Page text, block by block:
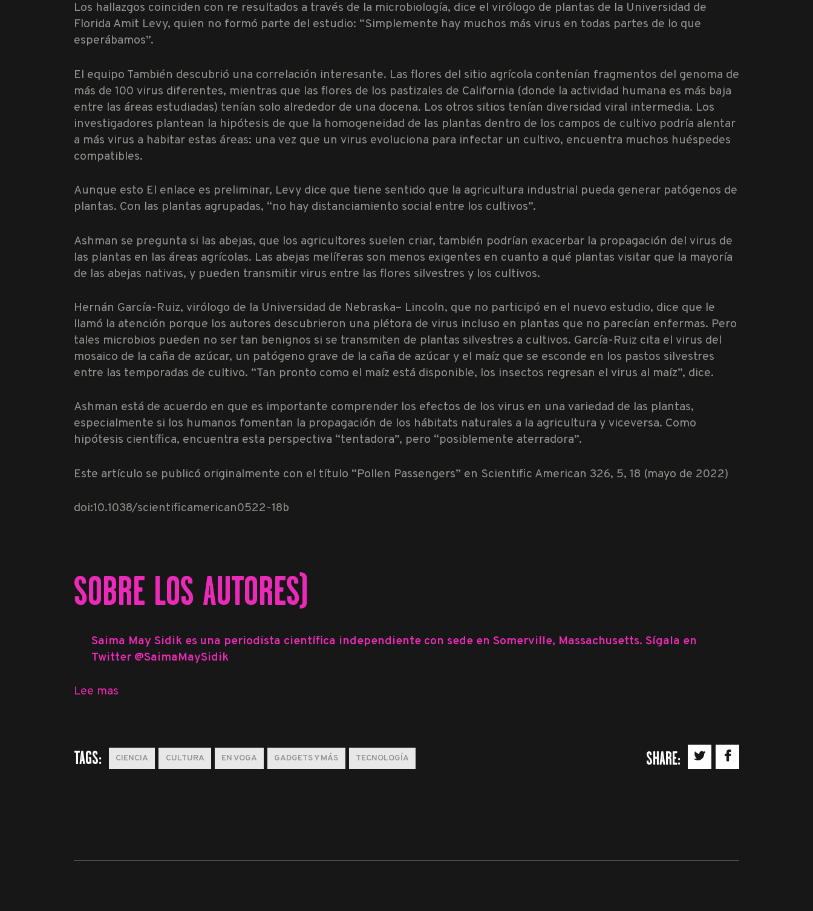
Los hallazgos coinciden con re resultados a través de la microbiología, dice el virólogo de plantas de la Universidad de
Florida Amit Levy, quien no formó parte del estudio: “Simplemente hay muchos más virus en todas partes de lo que
esperábamos”.
El equipo También descubrió una correlación interesante. Las flores del sitio agrícola contenían fragmentos del genoma de
más de 100 virus diferentes, mientras que las flores de los pastizales de California (donde la actividad humana es más baja
entre las áreas estudiadas) tenían solo alrededor de una docena. Los otros sitios tenían diversidad viral intermedia. Los
investigadores plantean la hipótesis de que la homogeneidad de las plantas dentro de los campos de cultivo podría alentar
a más virus a habitar estas áreas: una vez que un virus evoluciona para infectar un cultivo, encuentra muchos huéspedes
compatibles.
Aunque esto El enlace es preliminar, Levy dice que tiene sentido que la agricultura industrial pueda generar patógenos de
plantas. Con las plantas agrupadas, “no hay distanciamiento social entre los cultivos”.
Ashman se pregunta si las abejas, que los agricultores suelen criar, también podrían exacerbar la propagación del virus de
las plantas en las áreas agrícolas. Las abejas melíferas son menos exigentes en cuanto a qué plantas visitar que la mayoría
de las abejas nativas, y pueden transmitir virus entre las flores silvestres y los cultivos.
Hernán García-Ruiz, virólogo de la Universidad de Nebraska– Lincoln, que no participó en el nuevo estudio, dice que le
llamó la atención porque los autores descubrieron una plétora de virus incluso en plantas que no parecían enfermas. Pero
tales microbios pueden no ser tan benignos si se transmiten de plantas silvestres a cultivos. García-Ruiz cita el virus del
mosaico de la caña de azúcar, un patógeno grave de la caña de azúcar y el maíz que se esconde en los pastos silvestres
entre las temporadas de cultivo. “Tan pronto como el maíz está disponible, los insectos regresan el virus al maíz”, dice.
Ashman está de acuerdo en que es importante comprender los efectos de los virus en una variedad de las plantas,
especialmente si los humanos fomentan la propagación de los hábitats naturales a la agricultura y viceversa. Como
hipótesis científica, encuentra esta perspectiva “tentadora”, pero “posiblemente aterradora”.
Este artículo se publicó originalmente con el título “Pollen Passengers” en Scientific American 326, 5, 18 (mayo de 2022)
doi:10.1038/scientificamerican0522-18b
SOBRE LOS AUTORES)
Saima May Sidik es una periodista científica independiente con sede en Somerville, Massachusetts. Sígala en
Twitter @SaimaMaySidik
Lee mas
TAGS: CIENCIA CULTURA EN VOGA GADGETS Y MÁS TECNOLOGÍA SHARE: